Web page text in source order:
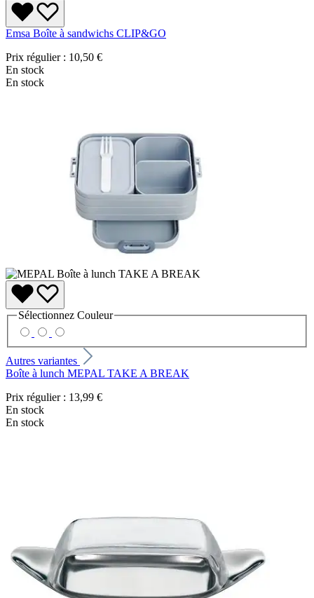
Emsa Boîte à sandwichs CLIP&GO
Prix régulier : 10,50 €
En stock
En stock
Sélectionnez Couleur
Autres variantes
Boîte à lunch MEPAL TAKE A BREAK
Prix régulier : 13,99 €
En stock
En stock